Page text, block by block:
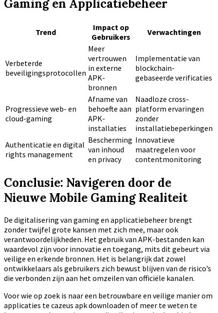
Gaming en Applicatiebeheer
Trend
Impact op
Gebruikers
Verwachtingen
Verbeterde
beveiligingsprotocollen
Meer
vertrouwen
in externe
APK-
bronnen
Implementatie van
blockchain-
gebaseerde verificaties
Progressieve web- en
cloud-gaming
Afname van
behoefte aan
APK-
installaties
Naadloze cross-
platform ervaringen
zonder
installatiebeperkingen
Authenticatie en digital
rights management
Bescherming
van inhoud
en privacy
Innovatieve
maatregelen voor
contentmonitoring
Conclusie: Navigeren door de
Nieuwe Mobile Gaming Realiteit
De digitalisering van gaming en applicatiebeheer brengt
zonder twijfel grote kansen met zich mee, maar ook
verantwoordelijkheden. Het gebruik van APK-bestanden kan
waardevol zijn voor innovatie en toegang, mits dit gebeurt via
veilige en erkende bronnen. Het is belangrijk dat zowel
ontwikkelaars als gebruikers zich bewust blijven van de risico’s
die verbonden zijn aan het omzeilen van officiële kanalen.
Voor wie op zoek is naar een betrouwbare en veilige manier om
applicaties te cazeus apk downloaden of meer te weten te